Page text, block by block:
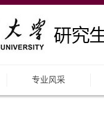
专业风采